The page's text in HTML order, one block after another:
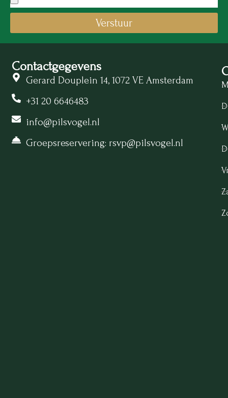
Verstuur
Contactgegevens
Gerard Douplein 14, 1072 VE Amsterdam
+31 20 6646483
info@pilsvogel.nl
Groepsreservering: rsvp@pilsvogel.nl